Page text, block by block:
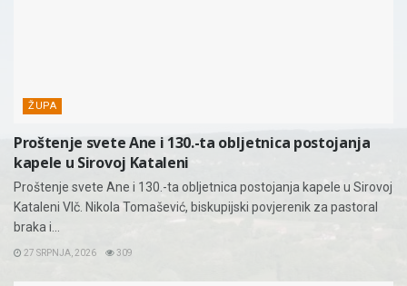
ŽUPA
Proštenje svete Ane i 130.-ta obljetnica postojanja
kapele u Sirovoj Kataleni
Proštenje svete Ane i 130.-ta obljetnica postojanja kapele u Sirovoj
Kataleni Vlč. Nikola Tomašević, biskupijski povjerenik za pastoral
braka i...
27 SRPNJA, 2026 309